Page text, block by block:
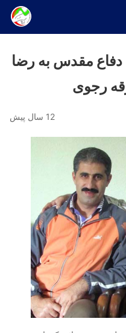
دفاع مقدس به رضا
رجوی
12 سال پیش